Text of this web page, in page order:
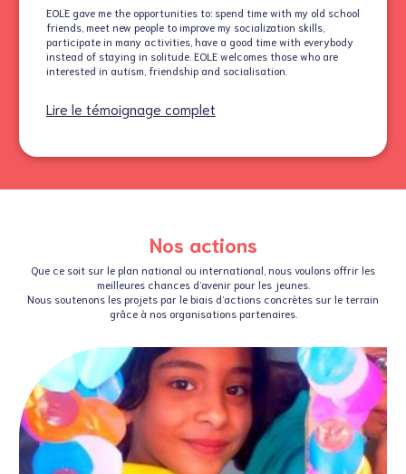
EOLE gave me the opportunities to: spend time with my old school
friends, meet new people to improve my socialization skills,
participate in many activities, have a good time with everybody
instead of staying in solitude. EOLE welcomes those who are
interested in autism, friendship and socialisation.
Lire le témoignage complet
Nos actions
Que ce soit sur le plan national ou international, nous voulons offrir les
meilleures chances d’avenir pour les jeunes.
Nous soutenons les projets par le biais d’actions concrètes sur le terrain
grâce à nos organisations partenaires.